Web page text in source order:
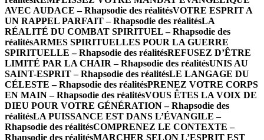
AVEC AUDACE – Rhapsodie des réalitésVOTRE ESPRIT A
UN RAPPEL PARFAIT – Rhapsodie des réalitésLA
RÉALITÉ DU COMBAT SPIRITUEL – Rhapsodie des
réalitésARMES SPIRITUELLES POUR LA GUERRE
SPIRITUELLE – Rhapsodie des réalitésREFUSEZ D’ÊTRE
LIMITÉ PAR LA CHAIR – Rhapsodie des réalitésUNIS AU
SAINT-ESPRIT – Rhapsodie des réalitésLE LANGAGE DU
CÉLESTE – Rhapsodie des réalitésPRENEZ VOTRE CORPS
EN MAIN – Rhapsodie des réalitésVOUS ÊTES LA VOIX DE
DIEU POUR VOTRE GÉNÉRATION – Rhapsodie des
réalitésLA PUISSANCE EST DANS L’ÉVANGILE –
Rhapsodie des réalitésCOMPRENEZ LE CONTEXTE –
Rhapsodie des réalitésMARCHER SELON L’ESPRIT EST